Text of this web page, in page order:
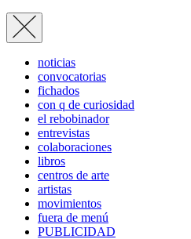
noticias
convocatorias
fichados
con q de curiosidad
el rebobinador
entrevistas
colaboraciones
libros
centros de arte
artistas
movimientos
fuera de menú
PUBLICIDAD